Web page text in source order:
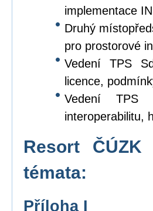
implementace
Druhý
pro prostorové
Vedení TPS
licence,
Vedení TPS
interoperabilitu,
Resort
témata:
Příloha I